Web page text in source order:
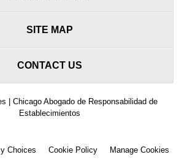
SITE MAP
CONTACT US
| Chicago Abogado de Responsabilidad de
Establecimientos
Choices Cookie Policy Manage Cookies